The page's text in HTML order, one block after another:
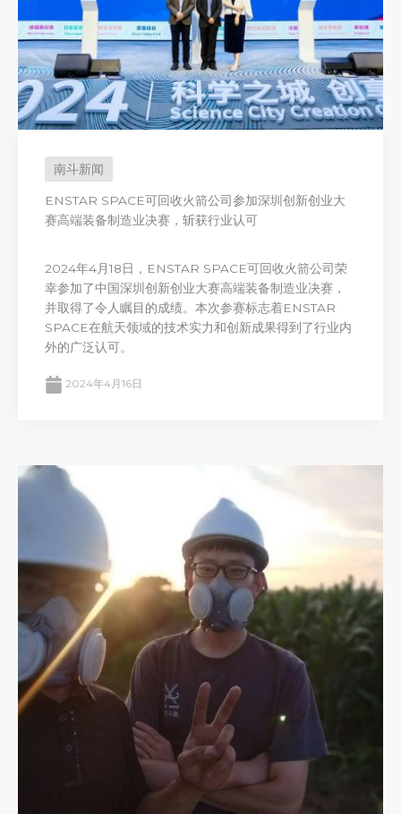
南斗新闻
ENSTAR SPACE可回收火箭公司参加深圳创新创业大
赛高端装备制造业决赛，斩获行业认可
2024年4月18日，ENSTAR SPACE可回收火箭公司荣
幸参加了中国深圳创新创业大赛高端装备制造业决赛，
并取得了令人瞩目的成绩。本次参赛标志着ENSTAR
SPACE在航天领域的技术实力和创新成果得到了行业内
外的广泛认可。
2024年4月16日